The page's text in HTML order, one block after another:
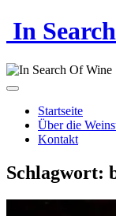
In
Startseite
Über die
Kontakt
Schlagwort: